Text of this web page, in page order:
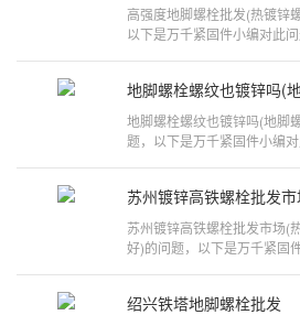
高强度地脚螺栓批发(热镀锌
以下是万千紧固件小编对此
地脚螺栓螺纹也镀锌吗(地脚
题，以下是万千紧固件小编
苏州镀锌高铁螺栓批发市场(
好)的问题，以下是万千紧固
绍兴铁塔地脚螺栓批发